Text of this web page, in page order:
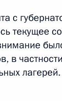
с
текущее
в
лагерей.